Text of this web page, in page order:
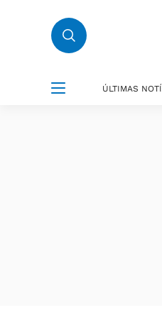
ÚLTIMAS